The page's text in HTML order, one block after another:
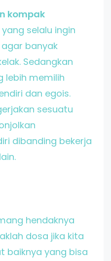
kompak
selalu ingin
banyak
Sedangkan
lebih memilih
dan egois.
sesuatu
dibanding bekerja
hendaknya
dosa jika kita
baiknya yang bisa